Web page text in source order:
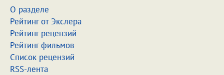
О разделе
Рейтинг от Экслера
Рейтинг рецензий
Рейтинг фильмов
Список рецензий
RSS-лента